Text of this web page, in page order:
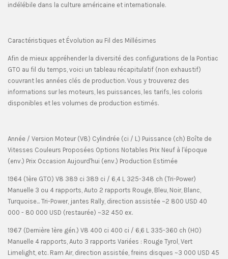
indélébile dans la culture américaine et internationale.
Caractéristiques et Évolution au Fil des Millésimes
Afin de mieux appréhender la diversité des configurations de la Pontiac
GTO au fil du temps, voici un tableau récapitulatif (non exhaustif)
couvrant les années clés de production. Vous y trouverez des
informations sur les moteurs, les puissances, les tarifs, les coloris
disponibles et les volumes de production estimés.
Année / Version Moteur (V8) Cylindrée (ci / L) Puissance (ch) Boîte de
Vitesses Couleurs Proposées Options Notables Prix Neuf à l'époque
(env.) Prix Occasion Aujourd'hui (env.) Production Estimée
1964 (1ère GTO) V8 389 ci 389 ci / 6,4 L 325-348 ch (Tri-Power)
Manuelle 3 ou 4 rapports, Auto 2 rapports Rouge, Bleu, Noir, Blanc,
Turquoise... Tri-Power, jantes Rally, direction assistée ~2 800 USD 40
000 - 80 000 USD (restaurée) ~32 450 ex.
1967 (Dernière 1ère gén.) V8 400 ci 400 ci / 6,6 L 335-360 ch (HO)
Manuelle 4 rapports, Auto 3 rapports Variées : Rouge Tyrol, Vert
Limelight, etc. Ram Air, direction assistée, freins disques ~3 000 USD 45